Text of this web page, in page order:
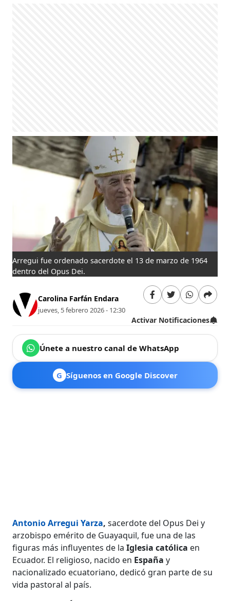
Arregui fue ordenado sacerdote el 13 de marzo de 1964
dentro del Opus Dei.
Carolina Farfán Endara
jueves, 5 febrero 2026 - 12:30
Activar Notificaciones
Únete a nuestro canal de WhatsApp
G Síguenos en Google Discover
Antonio Arregui Yarza,sacerdote del Opus Dei y
arzobispo emérito de Guayaquil, fue una de las
figuras más influyentes de laIglesia católica en
Ecuador. El religioso, nacido en España y
nacionalizado ecuatoriano, dedicó gran parte de su
vida pastoral al país.